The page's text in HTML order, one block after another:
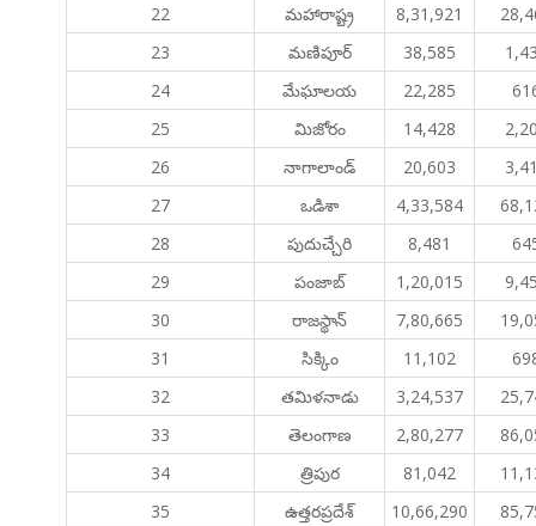
22
మహారాష్ట్ర 8,31,921
23
మణిపూర్ 38,585
24
మేఘాలయ 22,285
25
మిజోరం 14,428
26
నాగాలాండ్ 20,603
27
ఒడిశా 4,33,584
28
పుదుచ్చేరి 8,481
29
పంజాబ్ 1,20,015
30
రాజస్థాన్ 7,80,665
31
సిక్కిం 11,102
32
తమిళనాడు 3,24,537
33
తెలంగాణ 2,80,277
34
త్రిపుర 81,042
35
ఉత్తరప్రదేశ్ 10,66,290